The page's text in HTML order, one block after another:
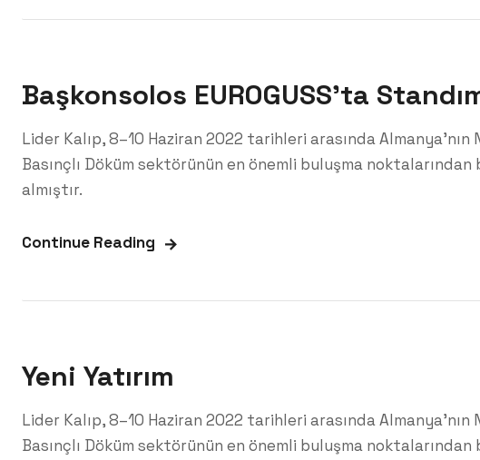
Başkonsolos EUROGUSS’ta
Lider Kalıp, 8–10 Haziran 2022 tarihleri arasında
Basınçlı Döküm sektörünün en önemli buluşma noktalarından
almıştır.
Continue Reading
Yeni Yatırım
Lider Kalıp, 8–10 Haziran 2022 tarihleri arasında
Basınçlı Döküm sektörünün en önemli buluşma noktalarından